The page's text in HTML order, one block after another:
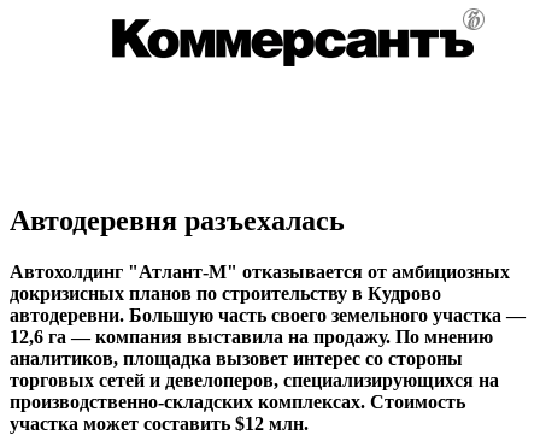
Автодеревня разъехалась
Автохолдинг "Атлант-М" отказывается от амбициозных
докризисных планов по строительству в Кудрово
автодеревни. Большую часть своего земельного участка —
12,6 га — компания выставила на продажу. По мнению
аналитиков, площадка вызовет интерес со стороны
торговых сетей и девелоперов, специализирующихся на
производственно-складских комплексах. Стоимость
участка может составить $12 млн.